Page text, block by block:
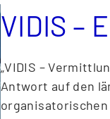
VIDIS –
„VIDIS –
Antwort auf den
organisa­torischen